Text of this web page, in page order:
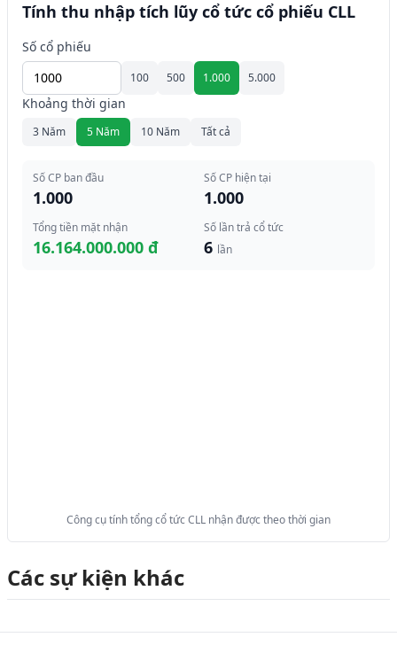
Tính thu nhập tích lũy cổ tức cổ phiếu CLL
Số cổ phiếu
100 500 1.000 5.000
Khoảng thời gian
3 Năm 5 Năm 10 Năm Tất cả
Số CP ban đầu
1.000
Số CP hiện tại
1.000
Tổng tiền mặt nhận
16.164.000.000 đ
Số lần trả cổ tức
6 lần
Công cụ tính tổng cổ tức CLL nhận được theo thời gian
Các sự kiện khác